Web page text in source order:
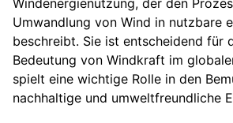
Windenergienutzung, der den
Umwandlung von Wind in nutzbare
beschreibt. Sie ist entscheidend für
Bedeutung von Windkraft im
spielt eine wichtige Rolle in den
nachhaltige und umweltfreundliche